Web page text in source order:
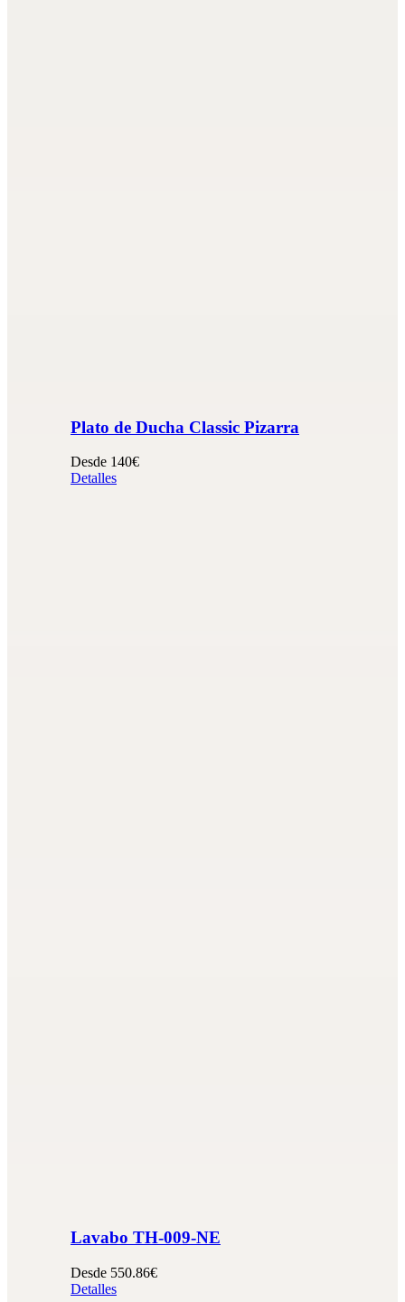
Plato de Ducha Classic Pizarra
Desde 140€
Detalles
Lavabo TH-009-NE
Desde 550.86€
Detalles